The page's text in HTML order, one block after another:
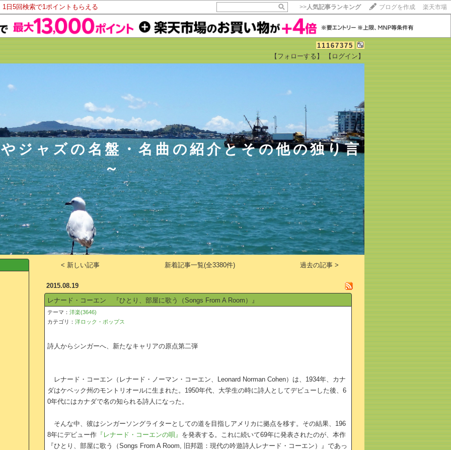
日5回検索で1ポイントもらえる >>人気記事ランキング ブログを作成 楽天市場
11167375
【フォローする】 【ログイン】
ジャズの名盤・名曲の紹介とその他の独り言
～
【毎日開催】
15記事にいいね！で1ポイント
10秒滞在
いいね! --/--
< 新しい記事 新着記事一覧(全3380件) 過去の記事 >
2015.08.19
レナード・コーエン 『ひとり、部屋に歌う（Songs From A Room）』
テーマ：洋楽(3646)
カテゴリ：洋ロック・ポップス
詩人からシンガーへ、新たなキャリアの原点第二弾
レナード・コーエン（レナード・ノーマン・コーエン、Leonard Norman Cohen）は、1934年、カナ
ダはケベック州のモントリオールに生まれた。1950年代、大学生の時に詩人としてデビューした後、6
0年代にはカナダで名の知られる詩人になった。
そんな中、彼はシンガーソングライターとしての道を目指しアメリカに拠点を移す。その結果、196
8年にデビュー作 『レナード・コーエンの唄』 を発表する。これに続いて69年に発表されたのが、本作
『ひとり、部屋に歌う（Songs From A Room, 旧邦題：現代の吟遊詩人レナード・コーエン）』であっ